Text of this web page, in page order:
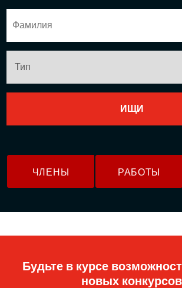
ЧЛЕНЫ РАБОТЫ
Будьте в курсе
новых конкурсов